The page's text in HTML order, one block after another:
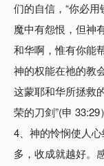
们的自信，“你必
魔中有怨恨，但神
和华啊，惟有你能
神的权能在祂的教
这蒙耶和华所拯救
荣的刀剑”(申 33:29
4、神的怜悯使人
多，收成就越好。